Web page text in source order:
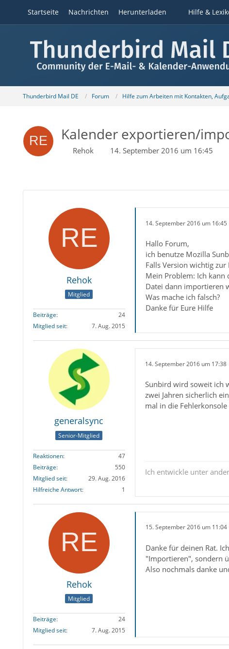
Startseite Nachrichten Herunterladen Hilfe &
Thunderbird Mail DE Forum Hilfe zum Arbeiten mit Kontakten,
Kalender exportieren/
Rehok 14. September 2016 um 16:45
Rehok
Mitglied
Beiträge
24
Mitglied seit
7. Aug. 2015
14. September 2016 um 16:45
Hallo Forum,
ich benutze Mozilla
Falls Version wichtig
Mein Problem: Ich kann
Datei dann importieren
Was mache ich falsch?
Danke für Eure Hilfe
generalsync
Senior-Mitglied
Reaktionen
47
Beiträge
550
Mitglied seit
29. Aug. 2016
Hilfreiche Antwort
1
14. September 2016 um 17:38
Sunbird wird soweit ich
zwei Jahren sicherlich
mal in die
Ich entwickle unter
Rehok
Mitglied
Beiträge
24
Mitglied seit
7. Aug. 2015
15. September 2016 um 11:04
Danke für deinen Rat.
"Importieren", sondern
Also nochmals danke